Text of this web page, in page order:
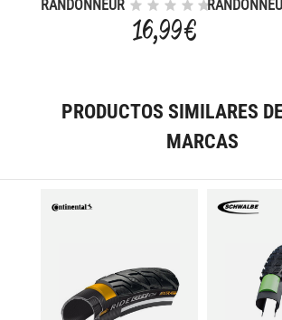
RANDONNEUR
16,99 €
PRODUCTOS SIMILARES
MARCAS